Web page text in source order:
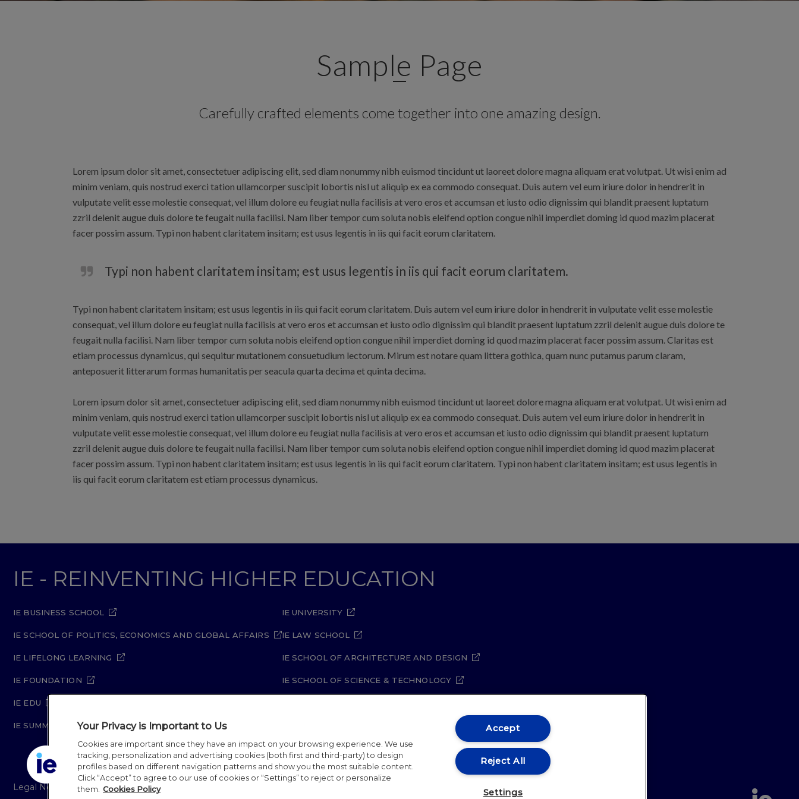
Sample Page
Carefully crafted elements come together into one amazing design.
Lorem ipsum dolor sit amet, consectetuer adipiscing elit, sed diam nonummy nibh euismod tincidunt ut laoreet dolore magna aliquam erat volutpat. Ut wisi enim ad
minim veniam, quis nostrud exerci tation ullamcorper suscipit lobortis nisl ut aliquip ex ea commodo consequat. Duis autem vel eum iriure dolor in hendrerit in
vulputate velit esse molestie consequat, vel illum dolore eu feugiat nulla facilisis at vero eros et accumsan et iusto odio dignissim qui blandit praesent luptatum
zzril delenit augue duis dolore te feugait nulla facilisi. Nam liber tempor cum soluta nobis eleifend option congue nihil imperdiet doming id quod mazim placerat
facer possim assum. Typi non habent claritatem insitam; est usus legentis in iis qui facit eorum claritatem.
Typi non habent claritatem insitam; est usus legentis in iis qui facit eorum claritatem.
Typi non habent claritatem insitam; est usus legentis in iis qui facit eorum claritatem. Duis autem vel eum iriure dolor in hendrerit in vulputate velit esse molestie
consequat, vel illum dolore eu feugiat nulla facilisis at vero eros et accumsan et iusto odio dignissim qui blandit praesent luptatum zzril delenit augue duis dolore te
feugait nulla facilisi. Nam liber tempor cum soluta nobis eleifend option congue nihil imperdiet doming id quod mazim placerat facer possim assum. Claritas est
etiam processus dynamicus, qui sequitur mutationem consuetudium lectorum. Mirum est notare quam littera gothica, quam nunc putamus parum claram,
anteposuerit litterarum formas humanitatis per seacula quarta decima et quinta decima.
Lorem ipsum dolor sit amet, consectetuer adipiscing elit, sed diam nonummy nibh euismod tincidunt ut laoreet dolore magna aliquam erat volutpat. Ut wisi enim ad
minim veniam, quis nostrud exerci tation ullamcorper suscipit lobortis nisl ut aliquip ex ea commodo consequat. Duis autem vel eum iriure dolor in hendrerit in
vulputate velit esse molestie consequat, vel illum dolore eu feugiat nulla facilisis at vero eros et accumsan et iusto odio dignissim qui blandit praesent luptatum
zzril delenit augue duis dolore te feugait nulla facilisi. Nam liber tempor cum soluta nobis eleifend option congue nihil imperdiet doming id quod mazim placerat
facer possim assum. Typi non habent claritatem insitam; est usus legentis in iis qui facit eorum claritatem. Typi non habent claritatem insitam; est usus legentis in
iis qui facit eorum claritatem est etiam processus dynamicus.
IE - REINVENTING HIGHER EDUCATION
IE BUSINESS SCHOOL
IE SCHOOL OF POLITICS, ECONOMICS AND GLOBAL AFFAIRS
IE LIFELONG LEARNING
IE FOUNDATION
IE EDU
IE SUMMER SCHOOL
IE UNIVERSITY
IE LAW SCHOOL
IE SCHOOL OF ARCHITECTURE AND DESIGN
IE SCHOOL OF SCIENCE & TECHNOLOGY
Legal Notice Privacy Policy Compliance Channel
Your Privacy is Important to Us
Cookies are important since they have an impact on your browsing experience. We use
tracking, personalization and advertising cookies (both first and third-party) to design
profiles based on different navigation patterns and show you the most suitable content.
Click “Accept” to agree to our use of cookies or “Settings” to reject or personalize
them. Cookies Policy
Accept
Reject All
Settings